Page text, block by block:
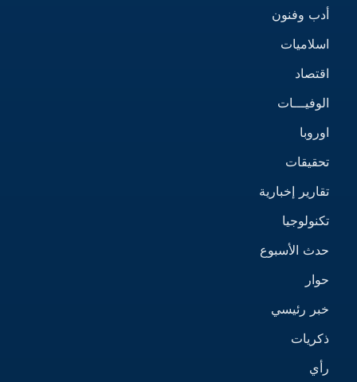
أدب وفنون
اسلاميات
اقتصاد
الوفيـــات
اوروبا
تحقيقات
تقارير إخبارية
تكنولوجيا
حدث الأسبوع
حوار
خبر رئيسي
ذكريات
رأي